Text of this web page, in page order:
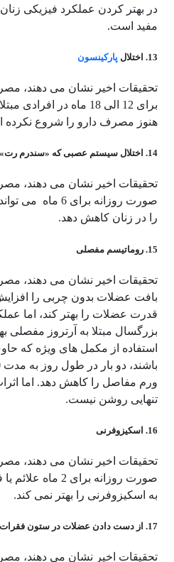
در بهتر کردن عملکرد فیزیکی زنان
مفید است.
13. اختلال پارکینسون
تحقیقات اخیر نشان می دهند،
برای 12 الی 18 ماه در
هنوز مصرف دارو را شروع نکرده
14. اختلال سیستم عصبی که «سندرم رت» نامیده می شود.
تحقیقات اخیر نشان می دهند،
صورت روزانه برای
را در زنان کاهش دهد.
15. روماتیسم مفصلی
تحقیقات اخیر نشان می دهند،
بافت عضلات بدون چربی را
قدرت عضلات را بهتر کند، اما
بزرگسال مبتلا به آرتروز مفصلی
استفاده از مکمل های ویژه که
ورم مفاصل را کاهش دهد. اما
تنهایی روشن نیست.
16. اسکیزوفرنی
تحقیقات اخیر نشان می دهند،
صورت روزانه برای
به اسکیزوفرنی را بهتر نمی کند.
17. از دست دادن عضلات در ستون فقرات
تحقیقات اخیر نشان می دهند،